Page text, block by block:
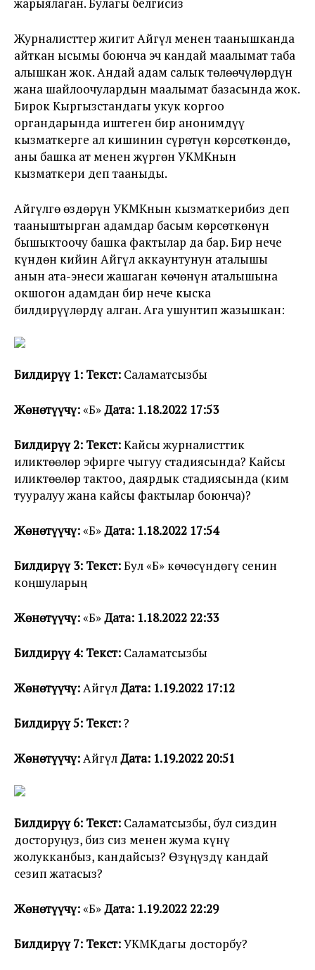
жарыялаган. Булагы белгисиз
Журналисттер жигит Айгүл менен таанышканда
айткан ысымы боюнча эч кандай маалымат таба
алышкан жок. Андай адам салык төлөөчүлөрдүн
жана шайлоочулардын маалымат базасында жок.
Бирок Кыргызстандагы укук коргоо
органдарында иштеген бир анонимдүү
кызматкерге ал кишинин сүрөтүн көрсөткөндө,
аны башка ат менен жүргөн УКМКнын
кызматкери деп тааныды.
Айгүлгө өздөрүн УКМКнын кызматкерибиз деп
тааныштырган адамдар басым көрсөткөнүн
бышыктоочу башка фактылар да бар. Бир нече
күндөн кийин Айгүл аккаунтунун аталышы
анын ата-энеси жашаган көчөнүн аталышына
окшогон адамдан бир нече кыска
билдирүүлөрдү алган. Ага ушунтип жазышкан:
Билдирүү 1: Текст: Саламатсызбы
Жөнөтүүчү:«Б»Дата: 1.18.2022 17:53
Билдирүү 2: Текст:Кайсы журналисттик
иликтөөлөр эфирге чыгуу стадиясында? Кайсы
иликтөөлөр тактоо, даярдык стадиясында (ким
тууралуу жана кайсы фактылар боюнча)?
Жөнөтүүчү:«Б»Дата: 1.18.2022 17:54
Билдирүү 3: Текст:Бул «Б» көчөсүндөгү сенин
коңшуларың
Жөнөтүүчү:«Б»Дата: 1.18.2022 22:33
Билдирүү 4: Текст: Саламатсызбы
Жөнөтүүчү:АйгүлДата: 1.19.2022 17:12
Билдирүү 5: Текст:?
Жөнөтүүчү:АйгүлДата: 1.19.2022 20:51
Билдирүү 6: Текст: Саламатсызбы, бул сиздин
досторуңуз, биз сиз менен жума күнү
жолукканбыз, кандайсыз? Өзүңүздү кандай
сезип жатасыз?
Жөнөтүүчү:«Б»Дата: 1.19.2022 22:29
Билдирүү 7: Текст:УКМКдагы досторбу?